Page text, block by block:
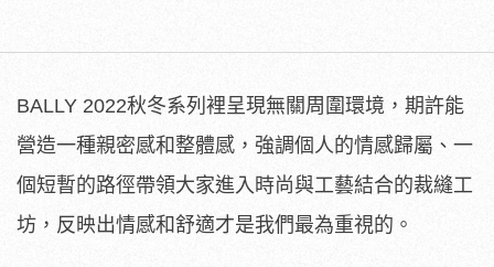
BALLY 2022秋冬系列裡呈現無關周圍環境，期許能
營造一種親密感和整體感，強調個人的情感歸屬、一
個短暫的路徑帶領大家進入時尚與工藝結合的裁縫工
坊，反映出情感和舒適才是我們最為重視的。